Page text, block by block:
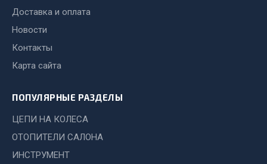
Стяжки
Тросы
Автохимия
Agat auto
Доставка и оплата
Новости
Контакты
Карта сайта
ПОПУЛЯРНЫЕ РАЗДЕЛЫ
ЦЕПИ НА КОЛЕСА
ОТОПИТЕЛИ САЛОНА
ИНСТРУМЕНТ